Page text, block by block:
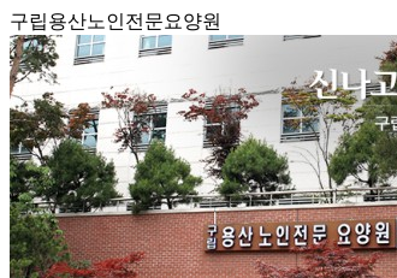
구립용산노인전문요양원